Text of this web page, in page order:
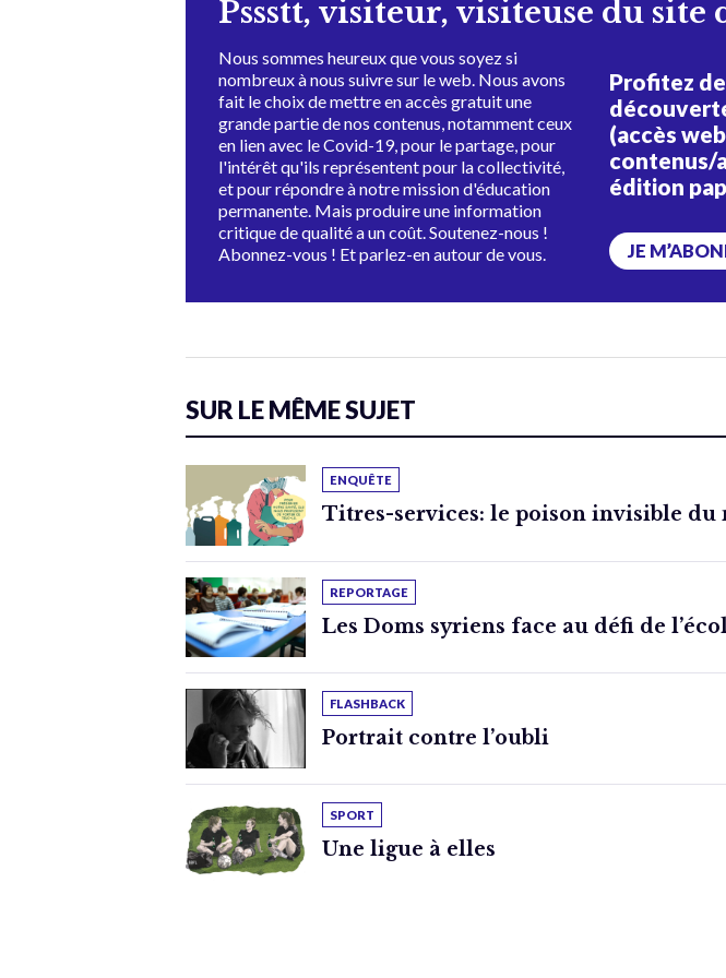
Pssstt, visiteur, visiteuse du site
Nous sommes heureux que vous soyez si
nombreux à nous suivre sur le web. Nous avons
fait le choix de mettre en accès gratuit une
grande partie de nos contenus, notamment ceux
en lien avec le Covid-19, pour le partage, pour
l'intérêt qu'ils représentent pour la collectivité,
et pour répondre à notre mission d'éducation
permanente. Mais produire une information
critique de qualité a un coût. Soutenez-nous !
Abonnez-vous ! Et parlez-en autour de vous.
Profitez
(accès
contenus/
édition
JE
SUR LE MÊME SUJET
ENQUÊTE
Titres-services: le poison invisible du
REPORTAGE
Les Doms syriens face au défi de
FLASHBACK
Portrait contre l’oubli
SPORT
Une ligue à elles